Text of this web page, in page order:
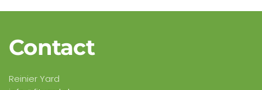
Contact
Reinier Yard